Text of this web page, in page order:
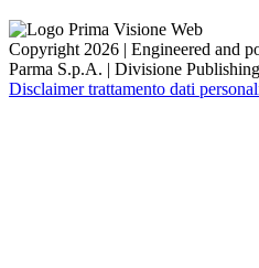
Copyright 2026 | Engineered and
Parma S.p.A. | Divisione
Disclaimer trattamento dati